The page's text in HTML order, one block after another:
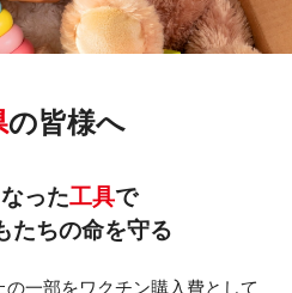
の皆様へ
った工具で
たちの命を守る
一部をワクチン購入費として